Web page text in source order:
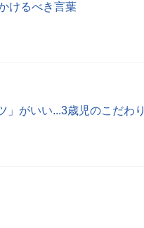
けるべき言葉
」がいい...3歳児のこだわり